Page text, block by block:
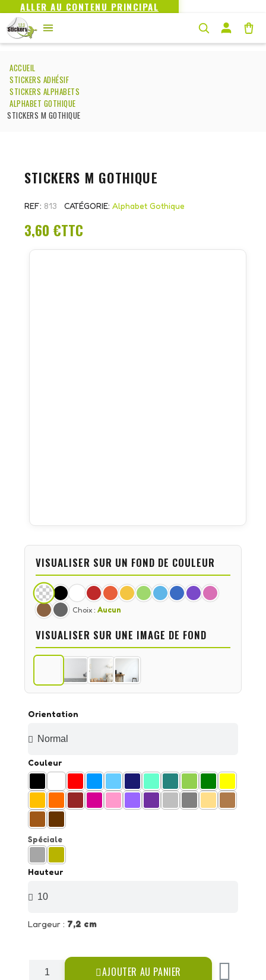
ALLER AU CONTENU PRINCIPAL
ACCUEIL
STICKERS ADHÉSIF
STICKERS ALPHABETS
ALPHABET GOTHIQUE
STICKERS M GOTHIQUE
STICKERS M GOTHIQUE
REF 813 CATÉGORIE Alphabet Gothique
3,60 €TTC
Orientation
Couleur
Spéciale
Hauteur
Largeur : 7,2 cm
AJOUTER AU PANIER
VISUALISER SUR UN FOND DE COULEUR
Choix : Aucun
VISUALISER SUR UNE IMAGE DE FOND